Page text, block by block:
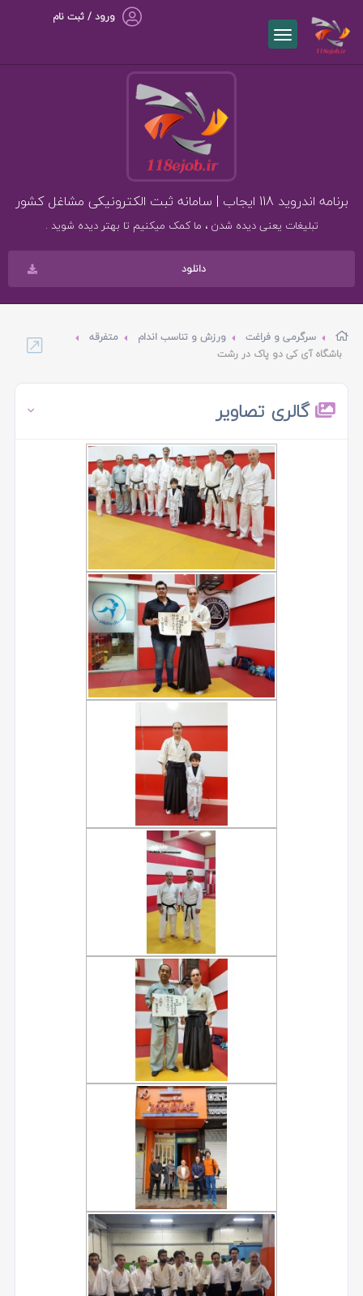
ورود / ثبت نام
برنامه اندروید 118 ایجاب | سامانه ثبت الکترونیکی مشاغل کشور
تبلیغات یعنی دیده شدن ، ما کمک میکنیم تا بهتر دیده شوید .
دانلود
سرگرمی و فراغت ورزش و تناسب اندام
متفرقه
باشگاه آی کی دو پاک در رشت
گالری تصاویر